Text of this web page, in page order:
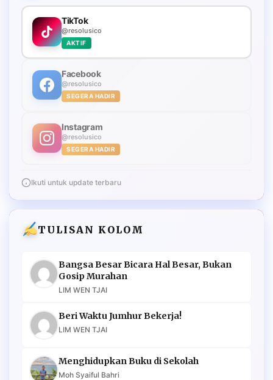
TikTok
@resolusico
AKTIF
Facebook
@resolusico
SEGERA HADIR
Instagram
@resolusico
SEGERA HADIR
Ikuti untuk update terbaru
TULISAN KOLOM
Bangsa Besar Bicara Hal Besar, Bukan
Gosip Murahan
LIM WEN TJAI
Beri Waktu Jumhur Bekerja!
LIM WEN TJAI
Menghidupkan Buku di Sekolah
Moh Syaiful Bahri